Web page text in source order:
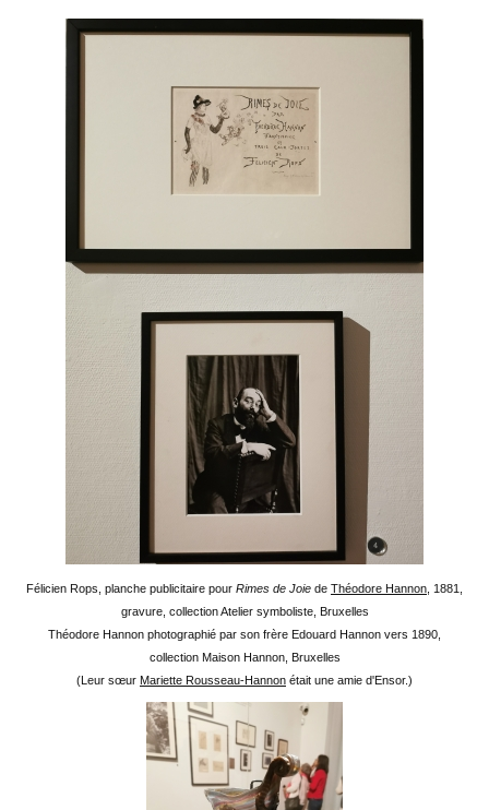
Félicien Rops, planche publicitaire pour Rimes de Joie de Théodore Hannon , 1881,
gravure, collection Atelier symboliste, Bruxelles
Théodore Hannon photographié par son frère Edouard Hannon vers 1890,
collection Maison Hannon, Bruxelles
(Leur sœur Mariette Rousseau-Hannon était une amie d'Ensor.)